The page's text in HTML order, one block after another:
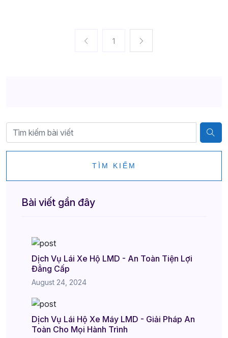
1
TÌM KIẾM
Bài viết gần đây
Dịch Vụ Lái Xe Hộ LMD - An Toàn Tiện Lợi
Đẳng Cấp
August 24, 2024
Dịch Vụ Lái Hộ Xe Máy LMD - Giải Pháp An
Toàn Cho Mọi Hành Trình